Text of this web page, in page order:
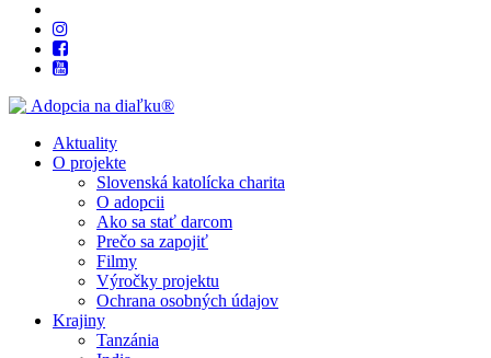
Aktuality
O projekte
Slovenská katolícka charita
O adopcii
Ako sa stať darcom
Prečo sa zapojiť
Filmy
Výročky projektu
Ochrana osobných údajov
Krajiny
Tanzánia